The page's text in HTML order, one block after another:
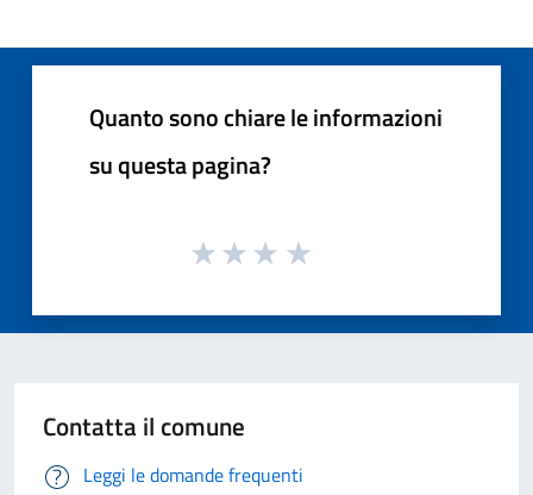
Quanto sono chiare le informazioni
su questa pagina?
Contatta il comune
Leggi le domande frequenti